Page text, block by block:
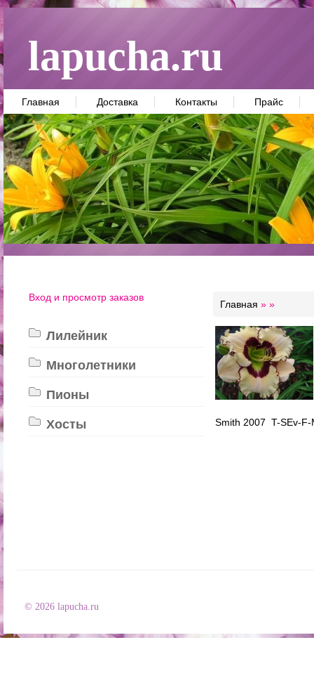
lapucha.ru
Главная Доставка Контакты Прайс
Вход и просмотр заказов
Лилейник
Многолетники
Пионы
Хосты
Главная » »
Smith 2007 T-SEv-
© 2026 lapucha.ru